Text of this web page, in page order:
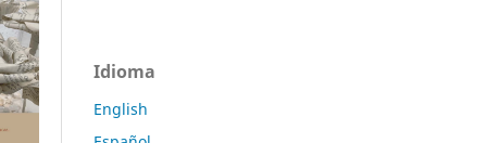
Idioma
English